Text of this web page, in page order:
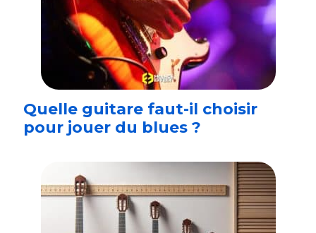
Quelle guitare faut-il choisir
pour jouer du blues ?